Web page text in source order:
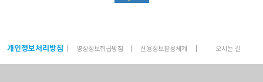
개인정보처리방침 영상정보취급방침 신용정보활용체제 오시는 길